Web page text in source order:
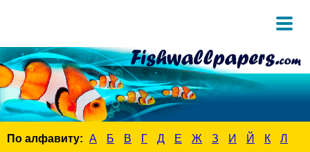
По алфавиту: А Б В Г Д Е Ж З И Й К
Л